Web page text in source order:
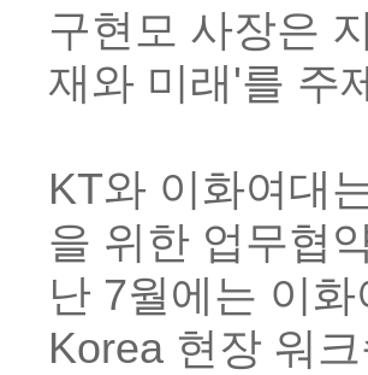
구현모 사장은
재와 미래'를 주
KT와 이화여대
을 위한 업무협
난 7월에는 이
Korea 현장 워